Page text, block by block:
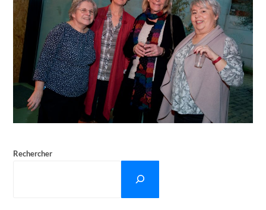
Rechercher